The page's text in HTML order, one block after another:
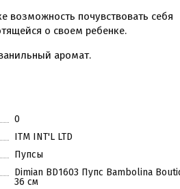
возможность почувствовать себя
о своем ребенке.
аромат.
0
ITM INT'L LTD
Пупсы
Dimian BD1603 Пупс Bambolina
36 см